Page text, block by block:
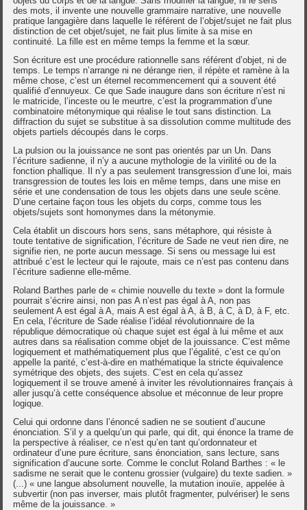
des mots, il invente une nouvelle grammaire narrative, une nouvelle
pratique langagière dans laquelle le référent de l’objet/sujet ne fait plus
distinction de cet objet/sujet, ne fait plus limite à sa mise en
continuité. La fille est en même temps la femme et la sœur.
Son écriture est une procédure rationnelle sans référent d’objet, ni de
temps. Le temps n’arrange ni ne dérange rien, il répète et ramène à la
même chose, c’est un éternel recommencement qui a souvent été
qualifié d’ennuyeux. Ce que Sade inaugure dans son écriture n’est ni
le matricide, l’inceste ou le meurtre, c’est la programmation d’une
combinatoire métonymique qui réalise le tout sans distinction. La
diffraction du sujet se substitue à sa dissolution comme multitude des
objets partiels découpés dans le corps.
La pulsion ou la jouissance ne sont pas orientés par un Un. Dans
l’écriture sadienne, il n’y a aucune mythologie de la virilité ou de la
fonction phallique. Il n’y a pas seulement transgression d’une loi, mais
transgression de toutes les lois en même temps, dans une mise en
série et une condensation de tous les objets dans une seule scène.
D’une certaine façon tous les objets du corps, comme tous les
objets/sujets sont homonymes dans la métonymie.
Cela établit un discours hors sens, sans métaphore, qui résiste à
toute tentative de signification, l’écriture de Sade ne veut rien dire, ne
signifie rien, ne porte aucun message. Si sens ou message lui est
attribué c’est le lecteur qui le rajoute, mais ce n’est pas contenu dans
l’écriture sadienne elle-même.
Roland Barthes parle de « chimie nouvelle du texte » dont la formule
pourrait s’écrire ainsi, non pas A n’est pas égal à A, non pas
seulement A est égal à A, mais A est égal à A, à B, à C, à D, à F, etc.
En cela, l’écriture de Sade réalise l’idéal révolutionnaire de la
république démocratique où chaque sujet est égal à lui même et aux
autres dans sa réalisation comme objet de la jouissance. C’est même
logiquement et mathématiquement plus que l’égalité, c’est ce qu’on
appelle la parité, c’est-à-dire en mathématique la stricte équivalence
symétrique des objets, des sujets. C’est en cela qu’assez
logiquement il se trouve amené à inviter les révolutionnaires français à
aller jusqu’à cette conséquence absolue et méconnue de leur propre
logique.
Celui qui ordonne dans l’énoncé sadien ne se soutient d’aucune
énonciation. S’il y a quelqu’un qui parle, qui dit, qui énonce la trame de
la perspective à réaliser, ce n’est qu’en tant qu’ordonnateur et
ordinateur d’une pure écriture, sans énonciation, sans lecture, sans
signification d’aucune sorte. Comme le conclut Roland Barthes : « le
sadisme ne serait que le contenu grossier (vulgaire) du texte sadien. »
(...) « une langue absolument nouvelle, la mutation inouïe, appelée à
subvertir (non pas inverser, mais plutôt fragmenter, pulvériser) le sens
même de la jouissance. »